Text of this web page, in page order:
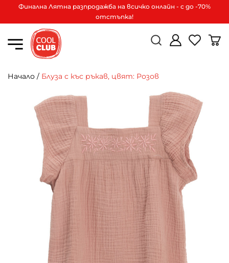
Финална Лятна разпродажба на всичко онлайн - с до -70%
отстъпка!
Начало / Блуза с къс ръкав, цвят: Розов